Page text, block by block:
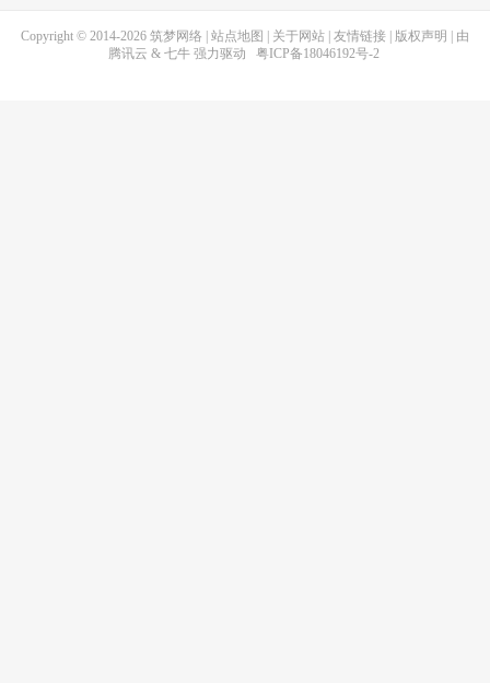
Copyright © 2014-2026 筑梦网络 站点地图 关于网站 友情链接 版权声明
| 由
腾讯云 & 七牛强力驱动 粤ICP备18046192号-2